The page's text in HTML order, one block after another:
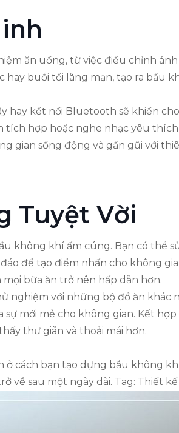
ăn uống, từ việc điều chỉnh ánh
buổi tối lãng mạn, tạo ra bầu
hay kết nối Bluetooth sẽ khiến
tích hợp hoặc nghe nhạc yêu
gian sống động và gần gũi với
Tuyệt Vời
không khí ấm cúng. Bạn có thể
để tạo điểm nhấn cho không
mọi bữa ăn trở nên hấp dẫn hơn.
nghiệm với những bộ đồ ăn khác
mới mẻ cho không gian. Kết
thư giãn và thoải mái hơn.
ở cách bạn tạo dựng bầu không
về sau một ngày dài. Tag: Thiết